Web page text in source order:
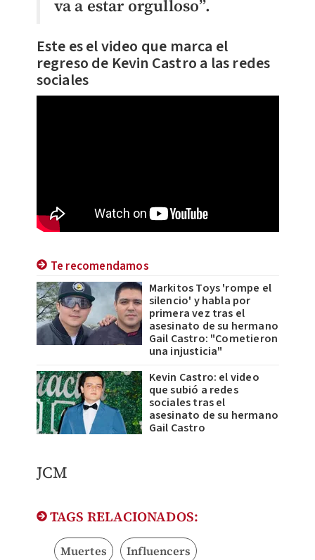
va a estar orgulloso”.
Este es el video que marca el
regreso de Kevin Castro a las redes
sociales
Te recomendamos
Markitos Toys 'rompe el
silencio' y habla por
primera vez tras el
asesinato de su hermano
Gail Castro: "Cometieron
una injusticia"
Kevin Castro: el video
que subió a redes
sociales tras el
asesinato de su hermano
Gail Castro
JCM
TAGS RELACIONADOS:
Muertes Influencers